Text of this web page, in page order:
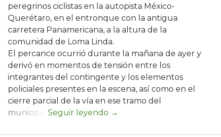
peregrinos ciclistas en la autopista México-
Querétaro, en el entronque con la antigua
carretera Panamericana, a la altura de la
comunidad de Loma Linda.
El percance ocurrió durante la mañana de ayer y
derivó en momentos de tensión entre los
integrantes del contingente y los elementos
policiales presentes en la escena, así como en el
cierre parcial de la vía en ese tramo del
municipio.